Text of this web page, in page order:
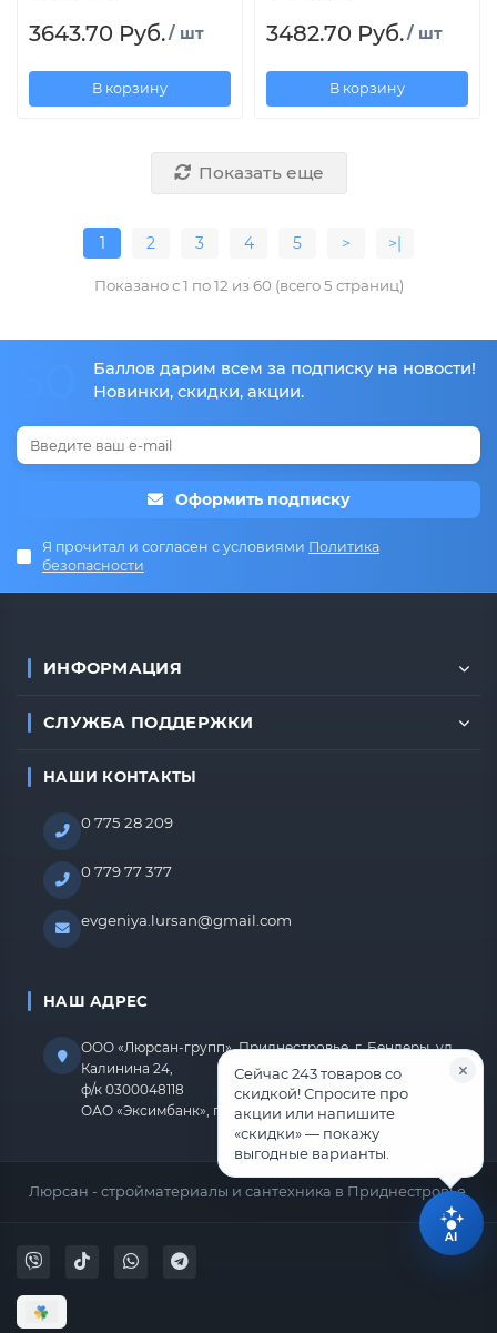
3643.70 Руб./ шт
В корзину
3482.70 Руб./ шт
В корзину
Показать еще
1 2 3 4 5 > >|
Показано с 1 по 12 из 60 (всего 5 страниц)
Баллов дарим всем за подписку на новости!
Новинки, скидки, акции.
Оформить подписку
Я прочитал и согласен с условиями Политика
безопасности
ИНФОРМАЦИЯ
СЛУЖБА ПОДДЕРЖКИ
НАШИ КОНТАКТЫ
0 775 28 209
0 779 77 377
evgeniya.lursan@gmail.com
НАШ АДРЕС
ООО «Люрсан-групп», Приднестровье, г. Бендеры, ул.
Калинина 24,
ф/к 0300048118
ОАО «Эксимбанк», г.Бендеры, р/с 2212670000000818
Люрсан - стройматериалы и сантехника в Приднестровье.
Сейчас 243 товаров со
скидкой! Спросите про
акции или напишите
«скидки» — покажу
выгодные варианты.
AI